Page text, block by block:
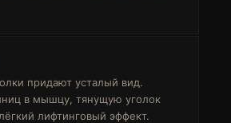
придают усталый вид.
в мышцу, тянущую уголок
лифтинговый эффект.